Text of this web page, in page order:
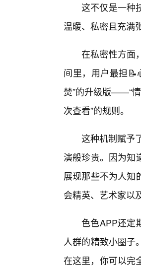
这不仅是一种
温暖、私密且充满
在私密性方面
间里，用户最担📝
焚”的升级版——“
次查看”的规则。
这种机制赋予
演般珍贵。因为知
展现那些不为人知
会精英、艺术家以
色色APP还定
人群的精致小圈子
在这里，你可以完